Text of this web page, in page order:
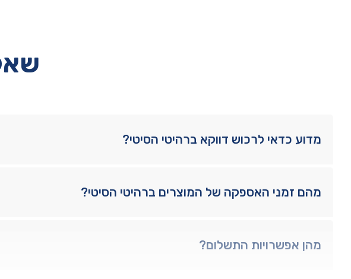
מדוע כדאי לרכוש דווקא ברהיטי הסיטי?
מהם זמני האספקה של המוצרים ברהיטי הסיטי?
מהן אפשרויות התשלום?